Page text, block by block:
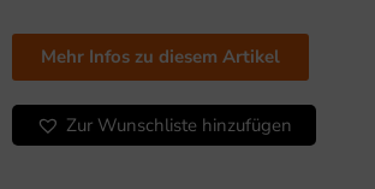
Mehr Infos zu diesem Artikel
Zur Wunschliste hinzufügen